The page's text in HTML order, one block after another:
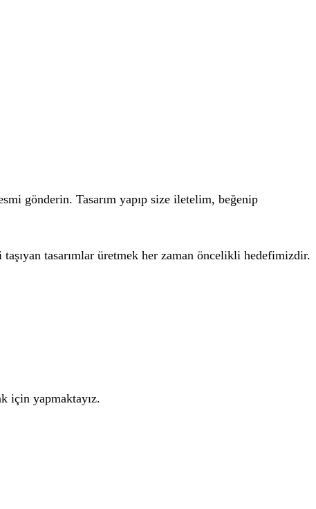
gönderin. Tasarım yapıp size iletelim, beğenip
tasarımlar üretmek her zaman öncelikli hedefimizdir.
için yapmaktayız.